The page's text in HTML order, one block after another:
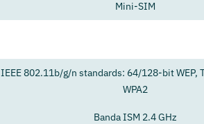
Mini-SIM
IEEE 802.11b/g/n standards: 64/128-bit WEP,
WPA2
Banda ISM 2.4 GHz